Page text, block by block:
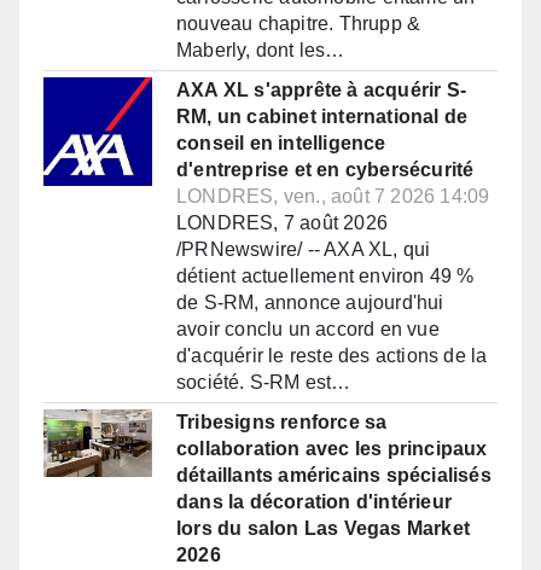
nouveau chapitre. Thrupp &
Maberly, dont les…
AXA XL s'apprête à acquérir S-
RM, un cabinet international de
conseil en intelligence
d'entreprise et en cybersécurité
LONDRES, ven., août 7 2026 14:09
LONDRES, 7 août 2026
/PRNewswire/ -- AXA XL, qui
détient actuellement environ 49 %
de S-RM, annonce aujourd'hui
avoir conclu un accord en vue
d'acquérir le reste des actions de la
société. S-RM est…
Tribesigns renforce sa
collaboration avec les principaux
détaillants américains spécialisés
dans la décoration d'intérieur
lors du salon Las Vegas Market
2026